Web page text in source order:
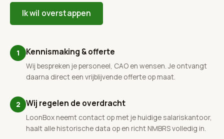
Ik wil overstappen
1 Kennismaking & offerte
Wij bespreken je personeel, CAO en wensen. Je ontvangt
daarna direct een vrijblijvende offerte op maat.
2 Wij regelen de overdracht
LoonBox neemt contact op met je huidige salariskantoor,
haalt alle historische data op en richt NMBRS volledig in.